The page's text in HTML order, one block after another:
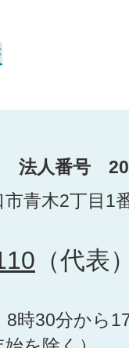
法人番号
青木2丁目1
（代表
時30分から